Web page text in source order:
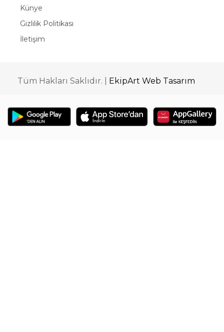
Künye
Gizlilik Politikası
İletişim
Tüm Hakları Saklıdır. | EkipArt Web Tasarım